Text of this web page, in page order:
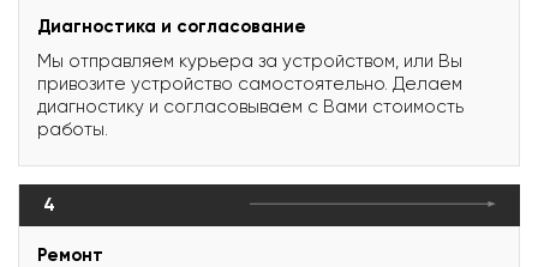
Диагностика и согласование
Мы отправляем курьера за устройством, или Вы
привозите устройство самостоятельно. Делаем
диагностику и согласовываем с Вами стоимость
работы.
4
Ремонт